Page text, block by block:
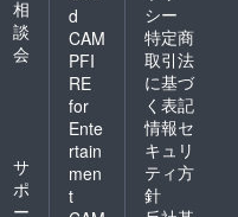
相
談
会
サ
ポ
ー
d
CAM
PFI
RE
for
Ente
rtain
men
t
シー
特定商
取引法
に基づ
く表記
情報セ
キュリ
ティ方
針